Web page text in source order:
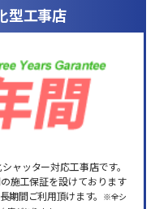
型工事店
ャッター対応工事店です。
施工保証を設けております
期間ご利用頂けます。 ※全シ